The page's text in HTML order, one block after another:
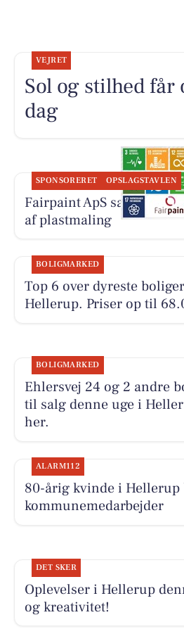
VEJRET
Sol og stilhed får
dag
SPONSORERET OPSLAGSTAVLEN
Fairpaint ApS sætter
af plastmaling
BOLIGMARKED
Top 6 over dyreste
Hellerup. Priser op til
BOLIGMARKED
Ehlersvej 24 og 2 andre
til salg denne uge i
her.
ALARM112
80-årig kvinde i Hellerup
kommunemedarbejder
DET SKER
Oplevelser i Hellerup
og kreativitet!